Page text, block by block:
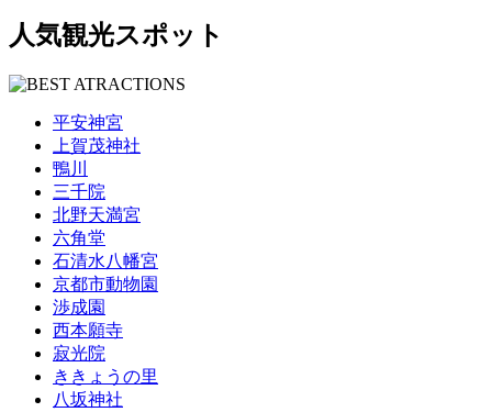
人気観光スポット
平安神宮
上賀茂神社
鴨川
三千院
北野天満宮
六角堂
石清水八幡宮
京都市動物園
渉成園
西本願寺
寂光院
ききょうの里
八坂神社